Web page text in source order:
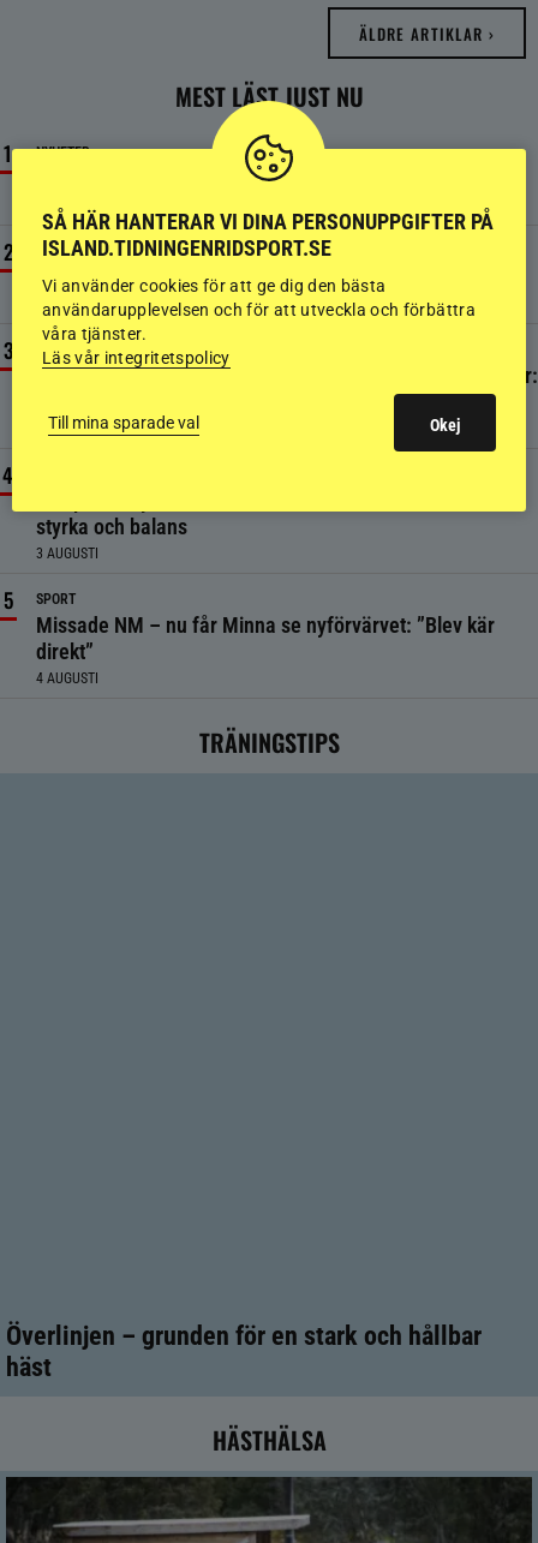
ÄLDRE ARTIKLAR ›
MEST LÄST JUST NU
NYHETER
Mannen som förändrade hästvärlden för alltid är död
3 AUGUSTI
NYHETER
NM: Storbildsskärm välte – tävlingarna avbröts tillfälligt
7 AUGUSTI
SPORT
Tre veckor till förlossning – nu jagar Elsa NM-framgångar:
5 AUGUSTI
styrka och balans
3 AUGUSTI
SPORT
Missade NM – nu får Minna se nyförvärvet: ”Blev kär
direkt”
4 AUGUSTI
TRÄNINGSTIPS
Överlinjen – grunden för en stark och hållbar
häst
HÄSTHÄLSA
SÅ HÄR HANTERAR VI DINA PERSONUPPGIFTER PÅ
ISLAND.TIDNINGENRIDSPORT.SE
Vi använder cookies för att ge dig den bästa
användarupplevelsen och för att utveckla och förbättra
våra tjänster.
Läs vår integritetspolicy
Till mina sparade val Okej